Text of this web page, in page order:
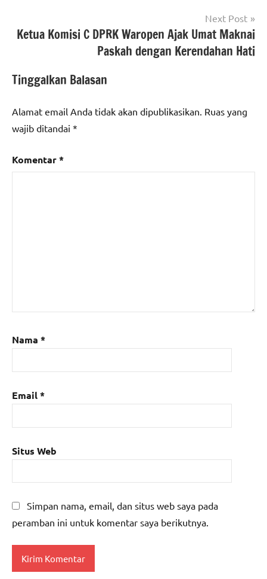
Next Post
Ketua Komisi C DPRK Waropen Ajak Umat Maknai
Paskah dengan Kerendahan Hati
Tinggalkan Balasan
Alamat email Anda tidak akan dipublikasikan. Ruas yang
wajib ditandai *
Komentar*
Nama *
Email*
Situs Web
Simpan nama, email, dan situs web saya pada
peramban ini untuk komentar saya berikutnya.